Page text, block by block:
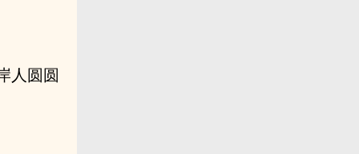
人圆圆